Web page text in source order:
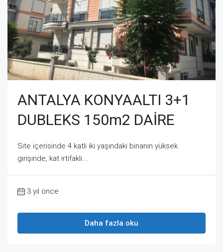
ANTALYA KONYAALTI 3+1
DUBLEKS 150m2 DAİRE
Site içerisinde 4 katlı iki yaşındaki binanın yüksek
girişinde, kat irtifaklı...
3 yıl önce
Daha fazla oku